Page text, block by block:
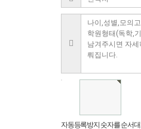
자동등록방지 숫자를 순서대